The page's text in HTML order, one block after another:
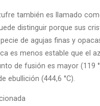
también es llamado
distinguir porque sus
de agujas finas y
es menos estable que el
de fusión es mayor (119
ebullición (444,6 °C).